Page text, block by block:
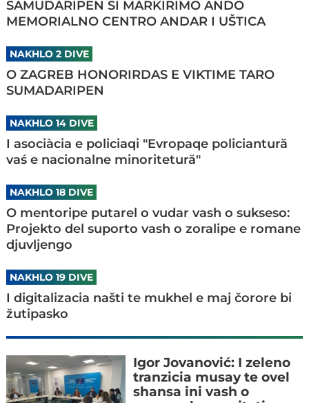
SAMUDARIPEN SI MARKIRIMO ANDO
MEMORIALNO CENTRO ANDAR I UŠTICA
NAKHLO 2 DIVE
O ZAGREB HONORIRDAS E VIKTIME TARO
SUMADARIPEN
NAKHLO 14 DIVE
I asociàcia e policiaqi "Evropaqe policiantură
vaś e nacionalne minoritetură"
NAKHLO 18 DIVE
O mentoripe putarel o vudar vash o sukseso:
Projekto del suporto vash o zoralipe e romane
djuvljengo
NAKHLO 19 DIVE
I digitalizacia našti te mukhel e maj čorore bi
žutipasko
Igor Jovanović: I zeleno
tranzicia musay te ovel
shansa ini vash o